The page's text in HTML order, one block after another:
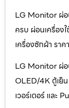
LG Monitor ผ่อ
ครบ ผ่อนเครื่อง
เครื่องซักผ้า ร
LG Monitor ผ่อ
OLED/4K ตู้เย็
เวอร์เตอร์ และ